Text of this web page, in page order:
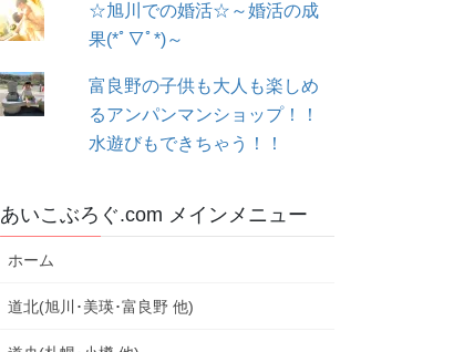
☆旭川での婚活☆～婚活の成
果(*ﾟ▽ﾟ*)～
富良野の子供も大人も楽しめ
るアンパンマンショップ！！
水遊びもできちゃう！！
あいこぶろぐ.com メインメニュー
ホーム
道北(旭川･美瑛･富良野 他)